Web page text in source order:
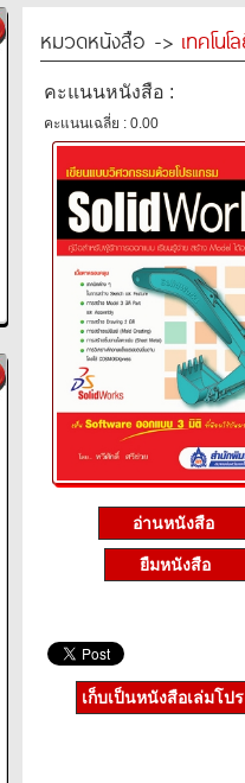
หมวดหนังสือ -> เทคโน
คะแนนหนังสือ :
คะแนนเฉลี่ย : 0.00
อ่านหนังสือ
ยืมหนังสือ
เก็บเป็นหนังสือเล่มโป